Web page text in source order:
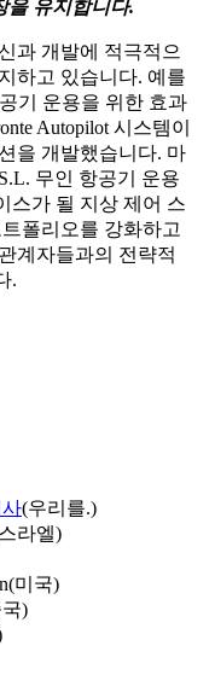
을 유지합니다.
과 개발에 적극적으
하고 있습니다. 예를
기 운용을 위한 효과
Autopilot 시스템이
을 개발했습니다. 마
무인 항공기 운용
스가 될 지상 제어 스
폴리오를 강화하고
계자들과의 전략적
.
(우리를.)
라엘)
미국)
)